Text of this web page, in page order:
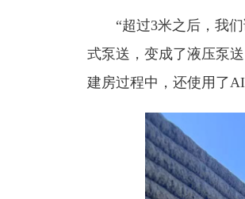
“超过3米之后，我
式泵送，变成了液压泵
建房过程中，还使用了